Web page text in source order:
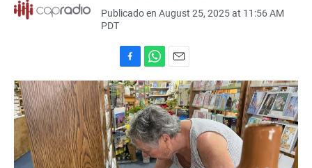
Publicado en August 25, 2025 at 11:56 AM
PDT
a
c
e
b
o
o
k
h
a
t
s
A
p
p
m
a
i
l